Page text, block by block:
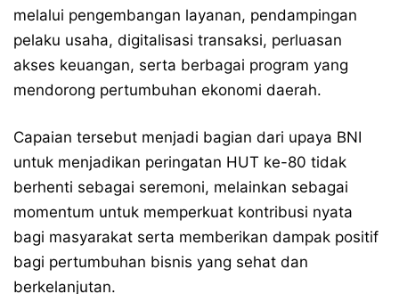
melalui pengembangan layanan, pendampingan
pelaku usaha, digitalisasi transaksi, perluasan
akses keuangan, serta berbagai program yang
mendorong pertumbuhan ekonomi daerah.
Capaian tersebut menjadi bagian dari upaya BNI
untuk menjadikan peringatan HUT ke-80 tidak
berhenti sebagai seremoni, melainkan sebagai
momentum untuk memperkuat kontribusi nyata
bagi masyarakat serta memberikan dampak positif
bagi pertumbuhan bisnis yang sehat dan
berkelanjutan.